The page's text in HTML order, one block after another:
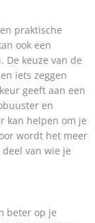
praktische
ook een
keuze van de
iets zeggen
geeft aan een
en
kan helpen om je
wordt het meer
van wie je
beter op je